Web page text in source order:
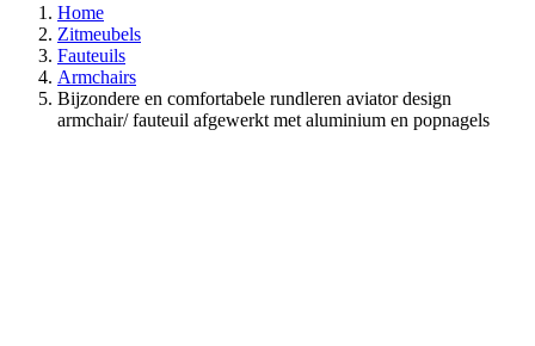
Home
Zitmeubels
Fauteuils
Armchairs
Bijzondere en comfortabele rundleren aviator design
armchair/ fauteuil afgewerkt met aluminium en popnagels